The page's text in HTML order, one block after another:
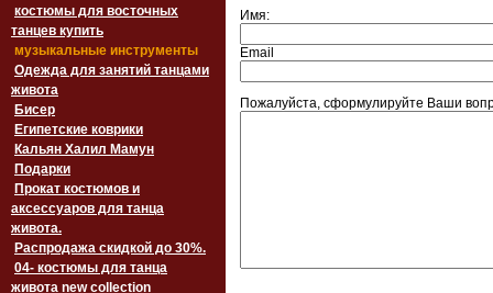
костюмы для восточных
танцев купить
музыкальные инструменты
Одежда для занятий танцами
живота
Бисер
Египетские коврики
Кальян Халил Мамун
Подарки
Прокат костюмов и
аксессуаров для танца
живота.
Распродажа скидкой до 30%.
04- костюмы для танца
живота new collection
Имя:
Email
Пожалуйста, сформулируйте Ваши